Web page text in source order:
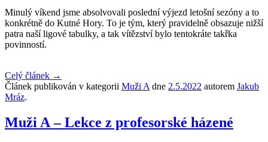
Minulý víkend jsme absolvovali poslední výjezd letošní sezóny a to
konkrétně do Kutné Hory. To je tým, který pravidelně obsazuje nižší
patra naší ligové tabulky, a tak vítězství bylo tentokráte takřka
povinností.
Celý článek →
Článek publikován v kategorii Muži Adne 2.5.2022 autorem Jakub
Mráz.
Muži A – Lekce z profesorské házené